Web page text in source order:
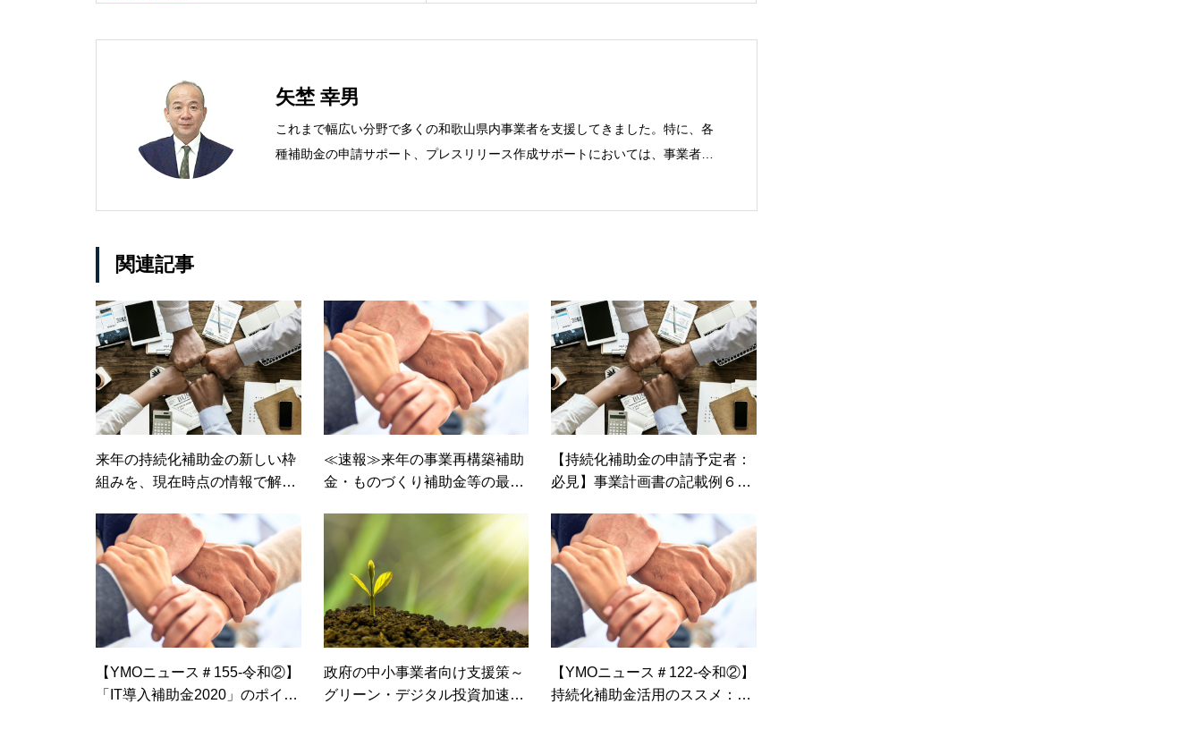
矢埜 幸男
これまで幅広い分野で多くの和歌山県内事業者を支援してきました。特に、各
種補助金の申請サポート、プレスリリース作成サポートにおいては、事業者の
関連記事
来年の持続化補助金の新しい枠
組みを、現在時点の情報で解説
≪速報≫来年の事業再構築補助
金・ものづくり補助金等の最新
【持続化補助金の申請予定者：
必見】事業計画書の記載例６つ
【YMOニュース＃155-令和②】
「IT導入補助金2020」のポイン
政府の中小事業者向け支援策～
グリーン・デジタル投資加速化
【YMOニュース＃122-令和②】
持続化補助金活用のススメ：申